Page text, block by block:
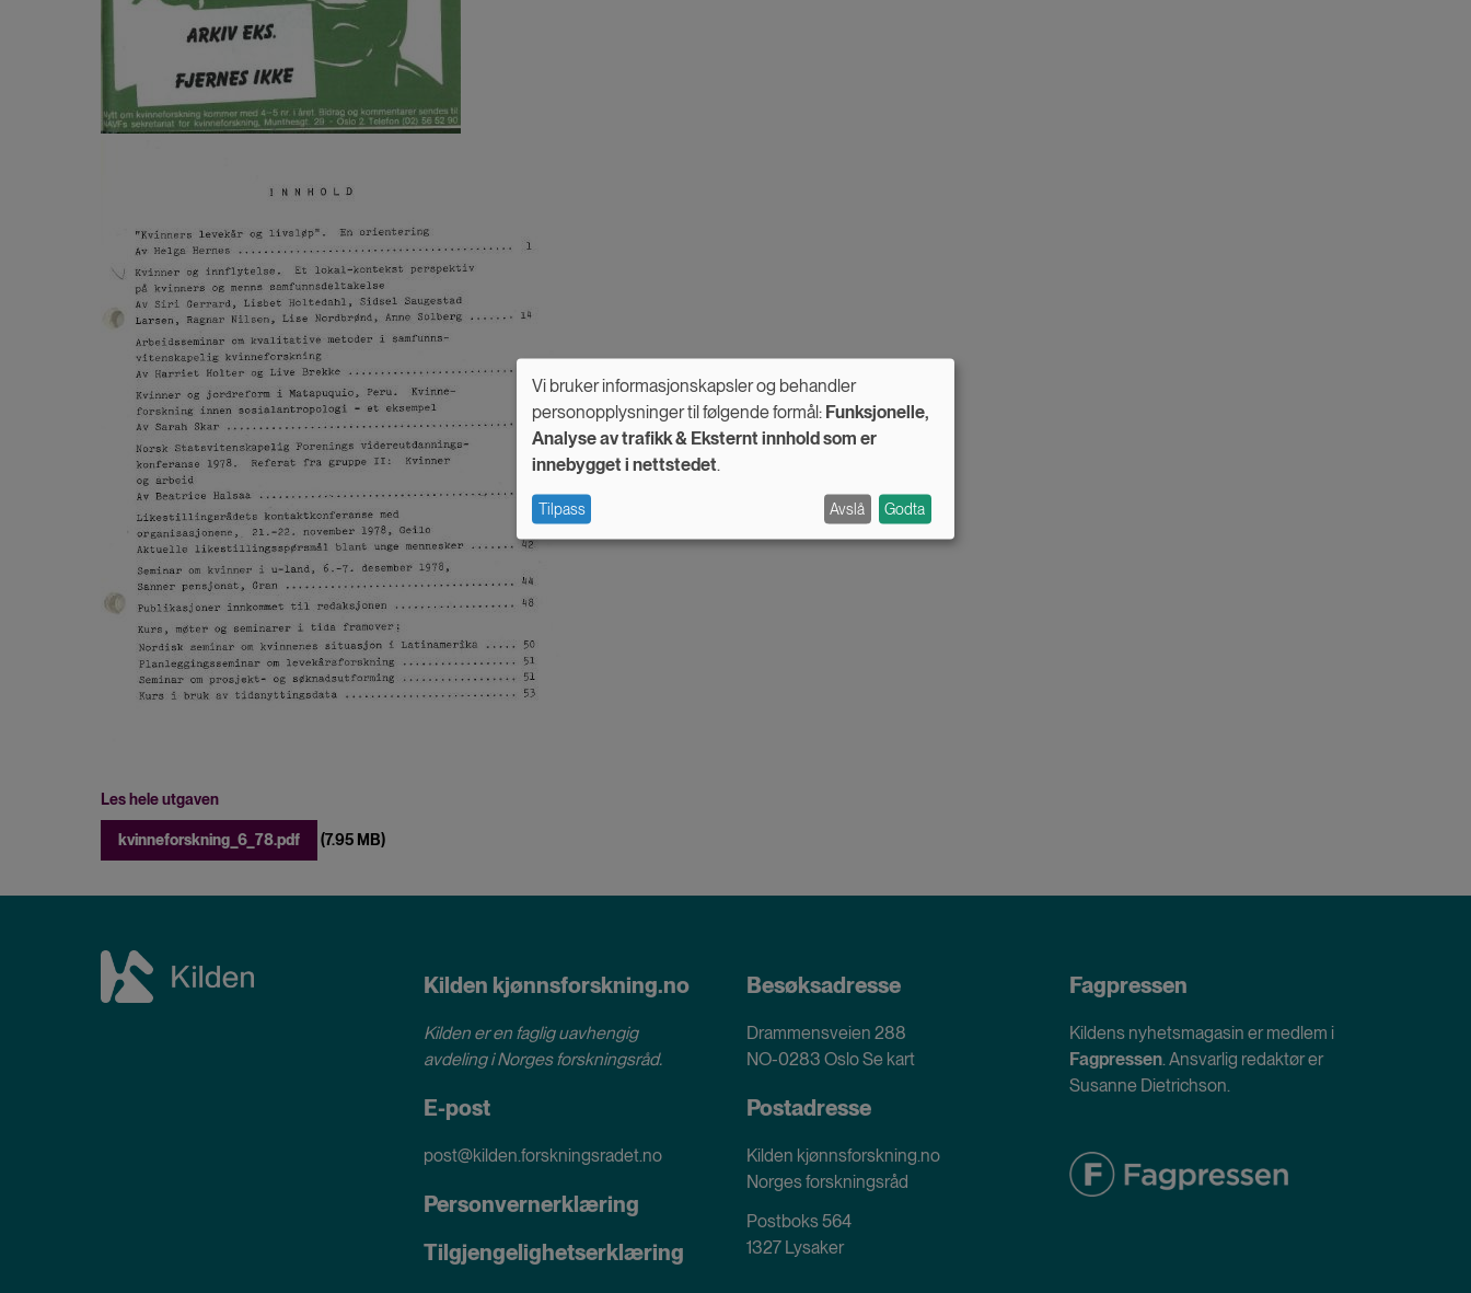
Les hele utgaven
File
kvinneforskning_6_78.pdf
(7.95 MB)
Kilden kjønnsforskning.no
Kilden er en faglig uavhengig
avdeling iNorges forskningsråd.
E-post
post@kilden.forskningsradet.no
Personvernerklæring
Tilgjengelighetserklæring
Besøksadresse
Drammensveien 288
NO-0283 OsloSe kart
Postadresse
Kilden kjønnsforskning.no
Norges forskningsråd
Postboks 564
1327 Lysaker
Fagpressen
Kildens nyhetsmagasin er medlem i
Fagpressen. Ansvarlig redaktør er
Susanne Dietrichson.
Use
of
personal
data
and
cookies
Vi bruker informasjonskapsler og behandler
personopplysninger til følgende formål: Funksjonelle,
Analyse av trafikk & Eksternt innhold som er
innebygget i nettstedet.
Tilpass Avslå Godta